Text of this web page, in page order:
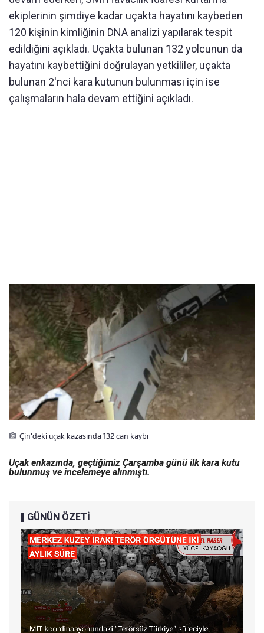
ekiplerinin şimdiye kadar uçakta hayatını kaybeden
120 kişinin kimliğinin DNA analizi yapılarak tespit
edildiğini açıkladı. Uçakta bulunan 132 yolcunun da
hayatını kaybettiğini doğrulayan yetkililer, uçakta
bulunan 2'nci kara kutunun bulunması için ise
çalışmaların hala devam ettiğini açıkladı.
Çin'deki uçak kazasında 132 can kaybı
Uçak enkazında, geçtiğimiz Çarşamba günü ilk kara kutu
bulunmuş ve incelemeye alınmıştı.
GÜNÜN ÖZETİ